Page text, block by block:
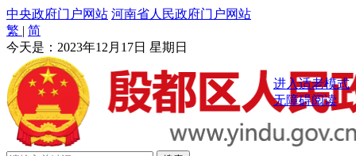
中央政府门户网站 河南省人民政府门户网站
繁 | 简
今天是： 2023年12月17日 星期日
进入适老模式
无障碍阅读